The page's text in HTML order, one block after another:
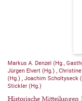
Markus A. Denzel (Hg.,
Jürgen Elvert (Hg.)
(Hg.) Joachim Scholtyseck
Stickler (Hg.)
Historische Mitteilungen